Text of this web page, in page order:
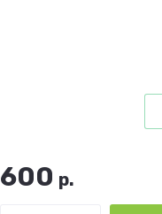
600 р.